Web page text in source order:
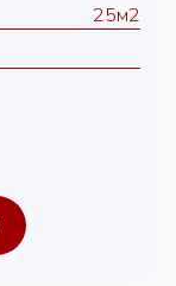
25м2